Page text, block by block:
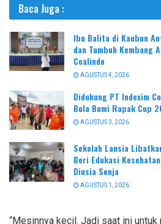
Baca Juga :
Ibu Balita di Kaubun
dan Tumbuh Kembang
Coalindo
AGUSTUS 4, 2026
Didukung PT Indexim
Bola Bumi Rapak Cup
AGUSTUS 3, 2026
Sekolah Lansia
Beri Edukasi
Diusia Senja
AGUSTUS 1, 2026
“Mesinnya kecil. Jadi saat ini